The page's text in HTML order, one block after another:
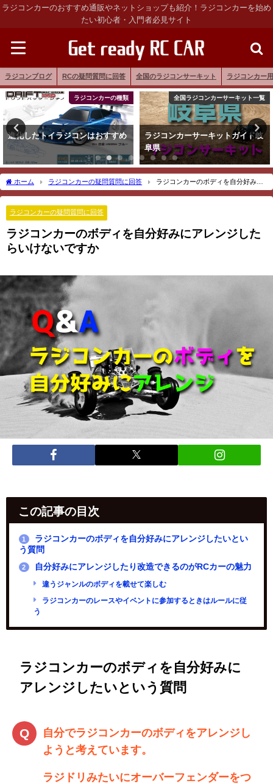
ラジコンカーのおすすめ通販やネットショップも紹介！ラジコンカーを始め
たい初心者・入門者必見サイト
ラジコンブログ RCの疑問質問に回答 全国のラジコンサーキット ラジコンカー
ラジコンカーの種類
進化したトイラジコンはおすすめ
全国ラジコンカーサーキット一覧
ラジコンカーサーキットガイド岐
阜県
ホーム ラジコンカーの疑問質問に回答
ラジコンカーのボディを自分好みに
アレンジしたらいけないですか
ラジコンカーの疑問質問に回答
ラジコンカーのボディを自分好みにアレンジした
らいけないですか
この記事の目次
1
ラジコンカーのボディを自分好みにアレンジしたいとい
う質問
2 自分好みにアレンジしたり改造できるのがRCカーの魅力
違うジャンルのボディを載せて楽しむ
ラジコンカーのレースやイベントに参加するときはルールに従
う
ラジコンカーのボディを自分好みに
アレンジしたいという質問
自分でラジコンカーのボディをアレンジし
ようと考えています。
ラジドリみたいにオーバーフェンダーをつ